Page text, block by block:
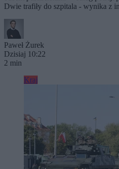
Dwie trafiły do szpitala - wynika z
Paweł Żurek
Dzisiaj 10:22
2 min
Kraj